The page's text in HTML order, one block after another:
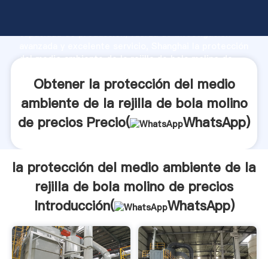
capacidad de producción, fuerza de investigación
del medio ambiente de la rejilla de bola molino de
todos los clientes.
Obtener la protección del medio
ambiente de la rejilla de bola molino
de precios Precio(
WhatsApp)
la protección del medio ambiente de la
rejilla de bola molino de precios
Introducción(
WhatsApp)